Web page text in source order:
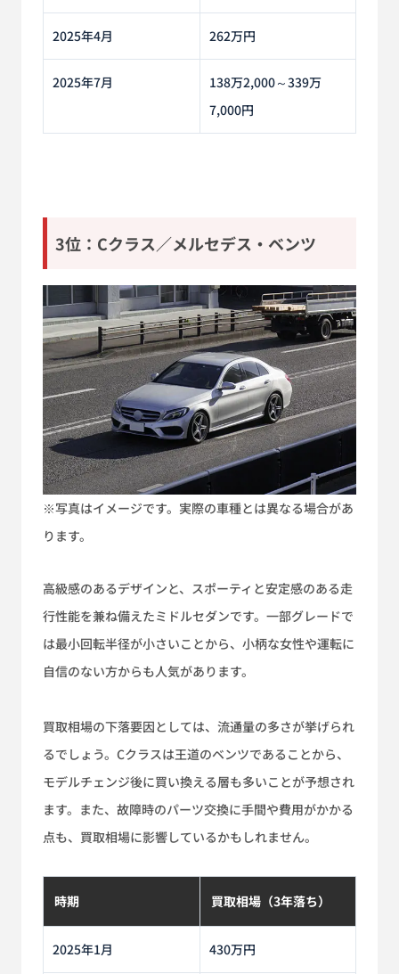
2025年4月 262万円
2025年7月
138万2,000～339万
7,000円
3位：Cクラス／メルセデス・ベンツ
※写真はイメージです。実際の車種とは異なる場合があ
ります。
高級感のあるデザインと、スポーティと安定感のある走
行性能を兼ね備えたミドルセダンです。一部グレードで
は最小回転半径が小さいことから、小柄な女性や運転に
自信のない方からも人気があります。
買取相場の下落要因としては、流通量の多さが挙げられ
るでしょう。Cクラスは王道のベンツであることから、
モデルチェンジ後に買い換える層も多いことが予想され
ます。また、故障時のパーツ交換に手間や費用がかかる
点も、買取相場に影響しているかもしれません。
時期 買取相場（3年落ち）
2025年1月 430万円